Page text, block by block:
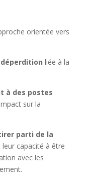
orientée vers
liée à la
à des postes
sur la
parti de la
leur capacité à être
avec les